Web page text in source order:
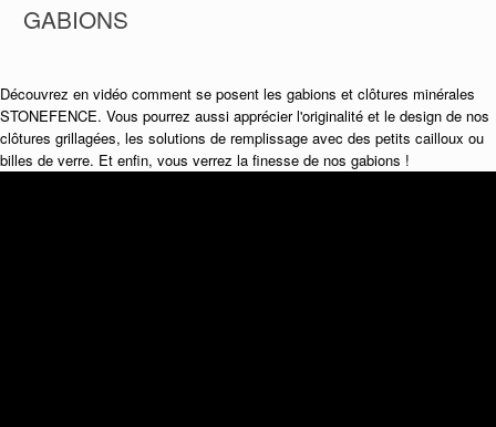
GABIONS
Découvrez en vidéo comment se posent les gabions et clôtures minérales
STONEFENCE. Vous pourrez aussi apprécier l'originalité et le design de nos
clôtures grillagées, les solutions de remplissage avec des petits cailloux ou
billes de verre. Et enfin, vous verrez la finesse de nos gabions !